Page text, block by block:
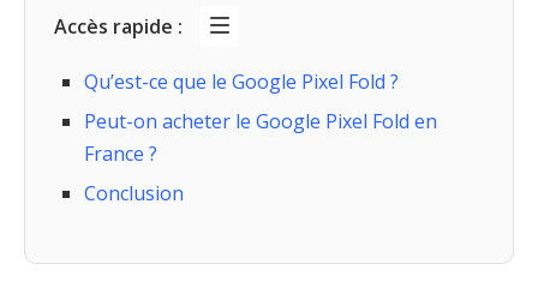
Accès rapide :
Qu’est-ce que le Google Pixel Fold ?
Peut-on acheter le Google Pixel Fold en
France ?
Conclusion